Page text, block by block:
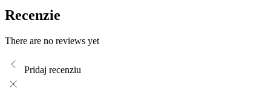
Recenzie
There are no reviews yet
Pridaj recenziu